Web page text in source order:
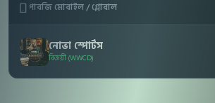
পাবজি মোবাইল / গ্লোবাল
নোভা স্পোর্টস
বিজয়ী (WWCD)